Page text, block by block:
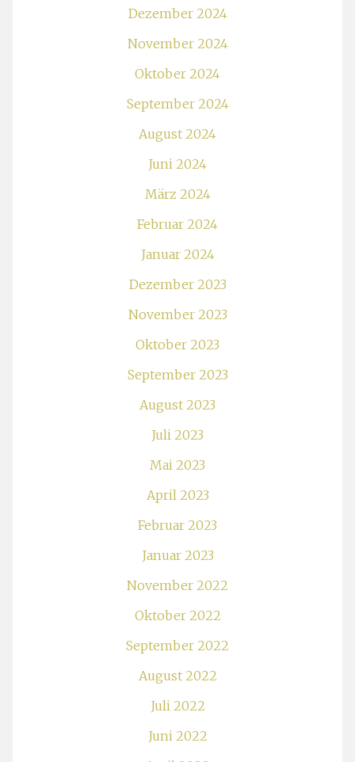
Dezember 2024
November 2024
Oktober 2024
September 2024
August 2024
Juni 2024
März 2024
Februar 2024
Januar 2024
Dezember 2023
November 2023
Oktober 2023
September 2023
August 2023
Juli 2023
Mai 2023
April 2023
Februar 2023
Januar 2023
November 2022
Oktober 2022
September 2022
August 2022
Juli 2022
Juni 2022